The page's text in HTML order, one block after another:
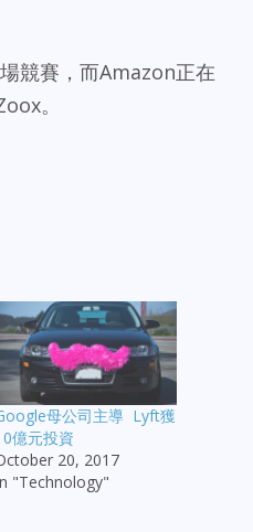
競賽，而Amazon正在
。
母公司主導 Lyft獲
億元投資
20, 2017
"Technology"